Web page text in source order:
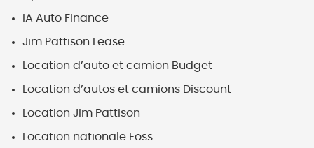
iA Auto Finance
Jim Pattison Lease
Location d’auto et camion Budget
Location d’autos et camions Discount
Location Jim Pattison
Location nationale Foss